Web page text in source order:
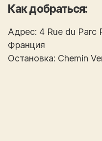
Как добраться:
Адрес: 4 Rue du Parc
Франция
Остановка: Chemin